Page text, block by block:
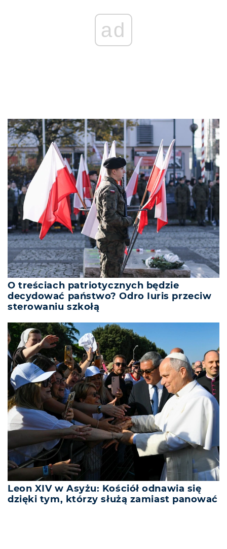
O treściach patriotycznych będzie
decydować państwo? Odro Iuris przeciw
sterowaniu szkołą
Leon XIV w Asyżu: Kościół odnawia się
dzięki tym, którzy służą zamiast panować